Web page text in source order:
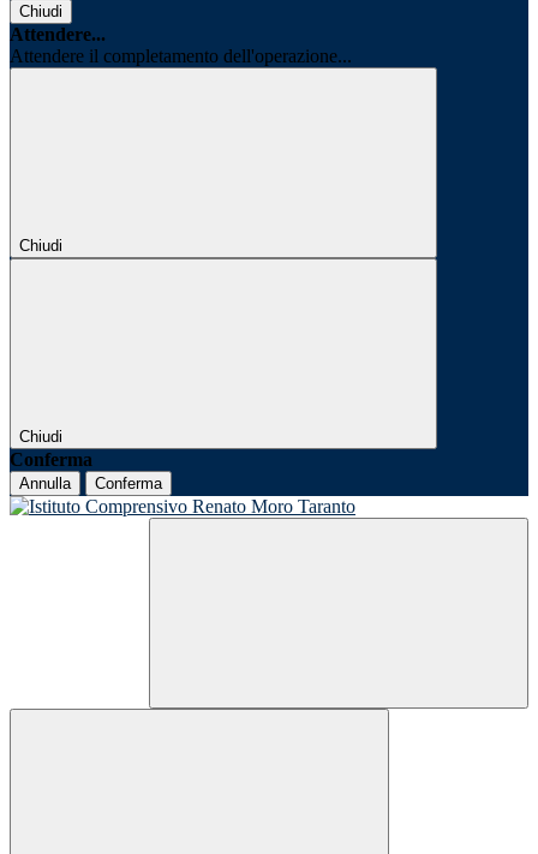
Chiudi
Attendere...
Attendere il completamento dell'operazione...
Chiudi
Chiudi
Conferma
Annulla Conferma